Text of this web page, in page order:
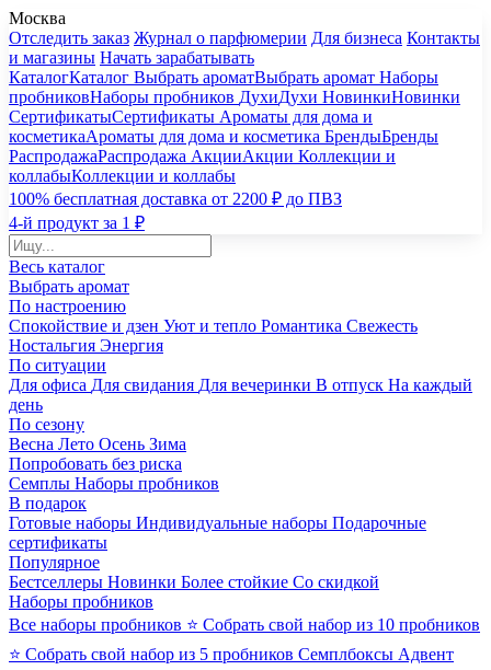
Москва
Отследить заказ Журнал о парфюмерии Для бизнеса Контакты
и магазины Начать зарабатывать
КаталогКаталог Выбрать ароматВыбрать аромат Наборы
пробниковНаборы пробников ДухиДухи НовинкиНовинки
СертификатыСертификаты Ароматы для дома и
косметикаАроматы для дома и косметика БрендыБренды
РаспродажаРаспродажа АкцииАкции Коллекции и
коллабыКоллекции и коллабы
100% бесплатная доставка от 2200 ₽ до ПВЗ
4-й продукт за 1 ₽
Весь каталог
Выбрать аромат
По настроению
Спокойствие и дзен Уют и тепло Романтика Свежесть
Ностальгия Энергия
По ситуации
Для офиса Для свидания Для вечеринки В отпуск На каждый
день
По сезону
Весна Лето Осень Зима
Попробовать без риска
Семплы Наборы пробников
В подарок
Готовые наборы Индивидуальные наборы Подарочные
сертификаты
Популярное
Бестселлеры Новинки Более стойкие Со скидкой
Наборы пробников
Все наборы пробников ⭐ Собрать свой набор из 10 пробников
⭐ Собрать свой набор из 5 пробников Семплбоксы Адвент